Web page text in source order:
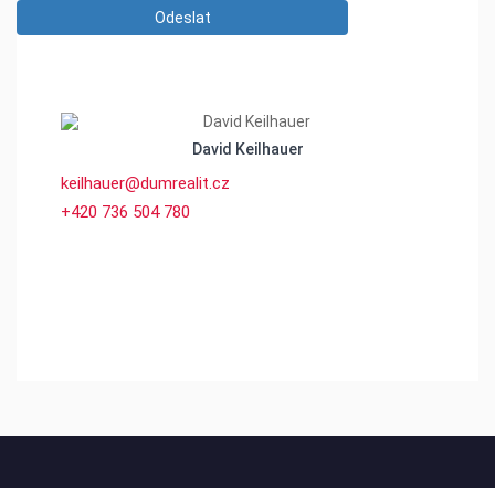
Odeslat
David Keilhauer
keilhauer@dumrealit.cz
+420 736 504 780